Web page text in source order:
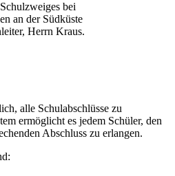
bei
an der Südküste
Herrn Kraus.
alle Schulabschlüsse zu
ermöglicht es jedem Schüler, den
Abschluss zu erlangen.